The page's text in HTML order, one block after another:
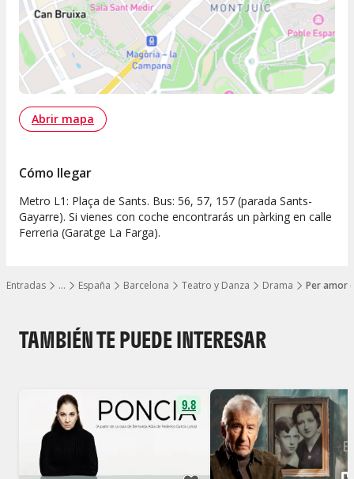
…
Mostrar todos los niveles
Entradas España Barcelona Teatro y Danza Drama Per amor
Abrir mapa
Cómo llegar
Metro L1: Plaça de Sants. Bus: 56, 57, 157 (parada Sants-
Gayarre). Si vienes con coche encontrarás un pàrking en calle
Ferreria (Garatge La Farga).
TAMBIÉN TE PUEDE INTERESAR
9.8